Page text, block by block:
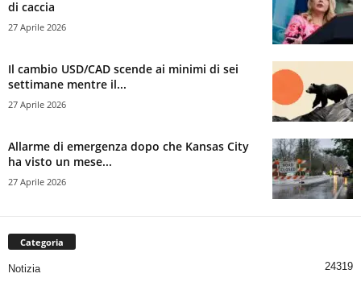
di caccia
27 Aprile 2026
Il cambio USD/CAD scende ai minimi di sei
settimane mentre il...
27 Aprile 2026
Allarme di emergenza dopo che Kansas City
ha visto un mese...
27 Aprile 2026
Categoria
Notizia
24319